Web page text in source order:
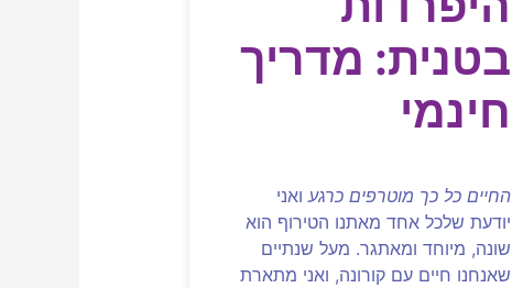
בטנית: מדריך
חינמי
החיים כל כך מוטרפים כרגעואני
יודעת שלכל אחד מאתנו הטירוף הוא
שונה, מיוחד ומאתגר. מעל שנתיים
שאנחנו חיים עם קורונה, ואני מתארת